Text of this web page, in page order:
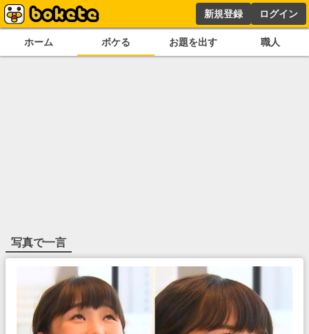
新規登録 ログイン
ホーム ボケる お題を出す 職人
写真で一言